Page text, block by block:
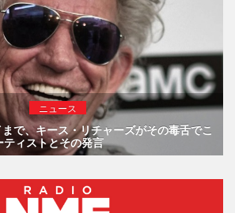
ニュース
で、キース・リチャーズがその毒舌でこ
ィストとその発言